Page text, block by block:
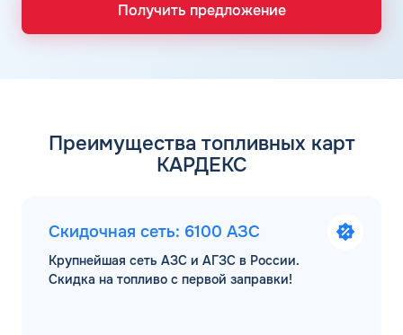
Получить предложение
Преимущества топливных карт
КАРДЕКС
Скидочная сеть: 6100 АЗС
Крупнейшая сеть АЗС и АГЗС в России.
Скидка на топливо с первой заправки!